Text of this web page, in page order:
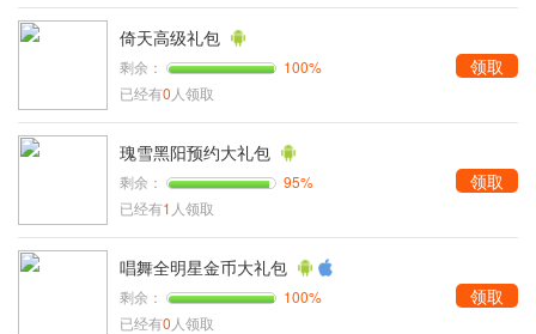
领取
倚天高级礼包
剩余：
100%
已经有0 人领取
领取
瑰雪黑阳预约大礼包
剩余：
95%
已经有1 人领取
领取
唱舞全明星金币大礼包
剩余：
100%
已经有0 人领取